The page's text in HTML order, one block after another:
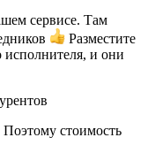
сервисе. Там
Разместите
исполнителя, и они
стоимость